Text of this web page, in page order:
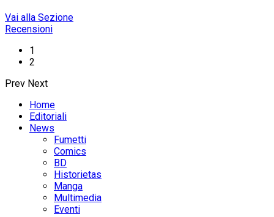
Vai alla Sezione
Recensioni
1
2
Prev Next
Home
Editoriali
News
Fumetti
Comics
BD
Historietas
Manga
Multimedia
Eventi